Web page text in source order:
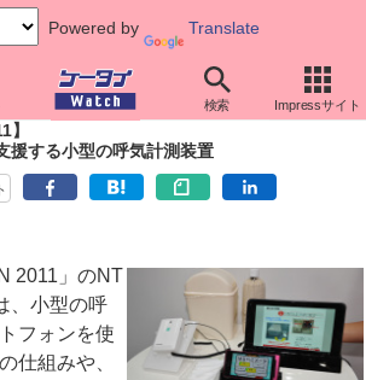
Powered by Translate
検索 Impressサイト
ント CEATEC JAPAN
2011
】
援する小型の呼気計測装置
2011」のNT
、小型の呼
フォンを使
仕組みや、